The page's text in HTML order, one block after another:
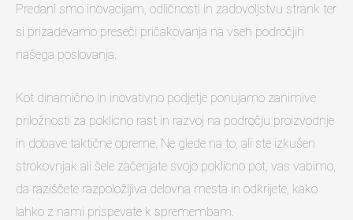
Predani smo inovacijam, odličnosti in zadovoljstvu strank ter
si prizadevamo preseči pričakovanja na vseh področjih
našega poslovanja.
Kot dinamično in inovativno podjetje ponujamo zanimive
priložnosti za poklicno rast in razvoj na področju proizvodnje
in dobave taktične opreme. Ne glede na to, ali ste izkušen
strokovnjak ali šele začenjate svojo poklicno pot, vas vabimo,
da raziščete razpoložljiva delovna mesta in odkrijete, kako
lahko z nami prispevate k spremembam.